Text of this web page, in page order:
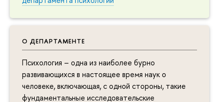
О ДЕПАРТАМЕНТЕ
Психология – одна из наиболее бурно
развивающихся в настоящее время наук о
человеке, включающая, с одной стороны, такие
фундаментальные исследовательские